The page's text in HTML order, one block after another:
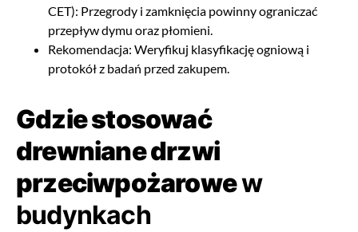
CET): Przegrody i zamknięcia powinny ograniczać
przepływ dymu oraz płomieni.
Rekomendacja: Weryfikuj klasyfikację ogniową i
protokół z badań przed zakupem.
Gdzie stosować
drewniane drzwi
przeciwpożarowew
budynkach